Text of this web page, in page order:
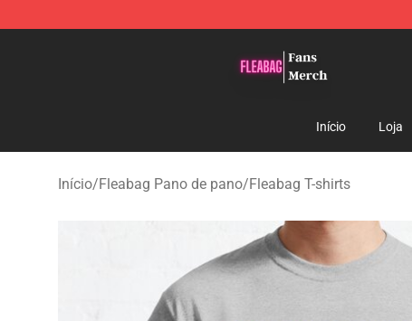
Início Loja
Início/Fleabag Pano de pano/Fleabag T-shirts